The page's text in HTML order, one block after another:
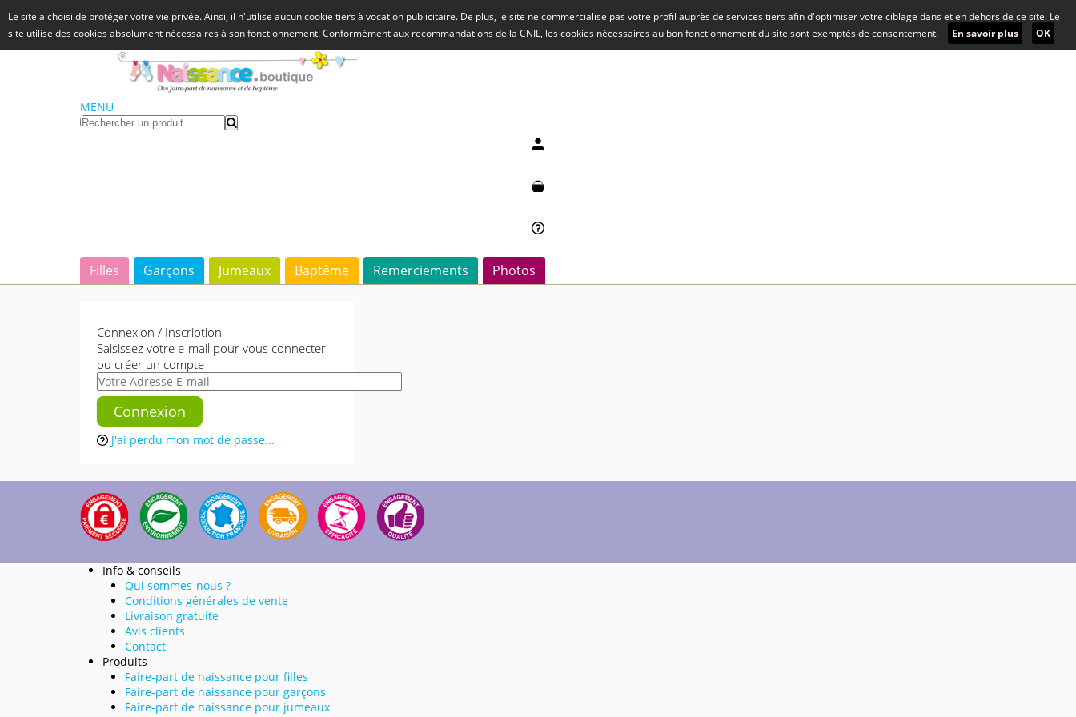
Le site a choisi de protéger votre vie privée. Ainsi, il n'utilise aucun cookie tiers à vocation publicitaire. De plus, le site ne commercialise pas votre profil auprès de services tiers afin d'optimiser votre ciblage dans et en dehors de ce site. Le
site utilise des cookies absolument nécessaires à son fonctionnement. Conformément aux recommandations de la CNIL, les cookies nécessaires au bon fonctionnement du site sont exemptés de consentement.
En savoir plus OK
MENU
Filles Garçons Jumeaux Baptême Remerciements Photos
Connexion / Inscription
Saisissez votre e-mail pour vous connecter
ou créer un compte
J'ai perdu mon mot de passe...
Info & conseils
Qui sommes-nous ?
Conditions générales de vente
Livraison gratuite
Avis clients
Contact
Produits
Faire-part de naissance pour filles
Faire-part de naissance pour garçons
Faire-part de naissance pour jumeaux